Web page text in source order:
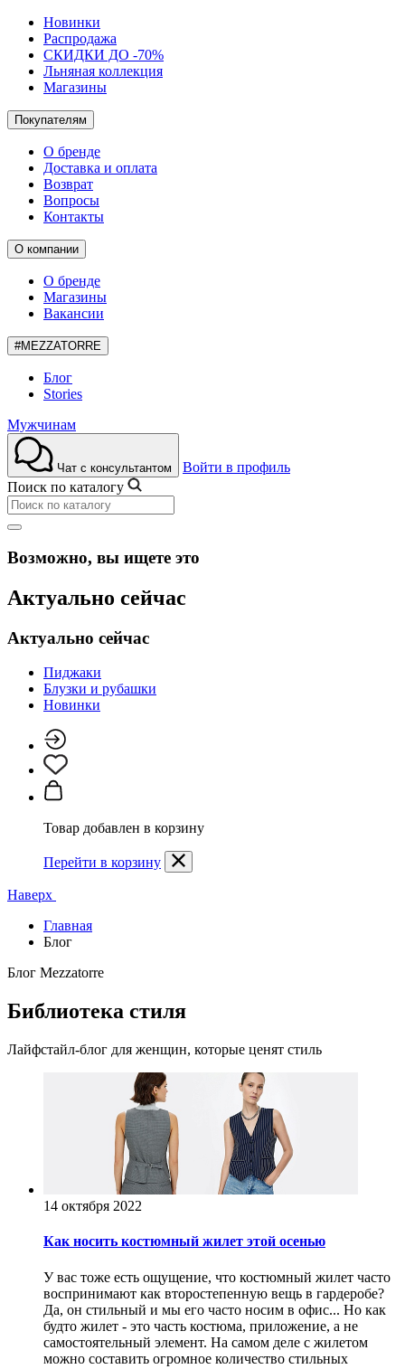
Новинки
Распродажа
СКИДКИ ДО -70%
Льняная коллекция
Магазины
Покупателям
О бренде
Доставка и оплата
Возврат
Вопросы
Контакты
О компании
О бренде
Магазины
Вакансии
#MEZZATORRE
Блог
Stories
Мужчинам
Чат с консультантом
Войти в профиль
Поиск по каталогу
Возможно, вы ищете это
Актуально сейчас
Актуально сейчас
Пиджаки
Блузки и рубашки
Новинки
Товар добавлен в корзину
Перейти в корзину
Наверх
Главная
Блог
Блог Mezzatorre
Библиотека стиля
Лайфстайл-блог для женщин, которые ценят стиль
14 октября 2022
Как носить костюмный жилет этой осенью
У вас тоже есть ощущение, что костюмный жилет часто
воспринимают как второстепенную вещь в гардеробе?
Да, он стильный и мы его часто носим в офис... Но как
будто жилет - это часть костюма, приложение, а не
самостоятельный элемент. На самом деле с жилетом
можно составить огромное количество стильных